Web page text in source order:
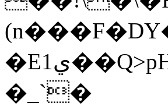
�Eي1��Q>pH����P��`���l�\/
�_`�